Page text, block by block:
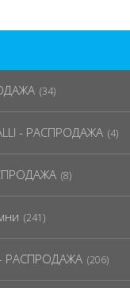
(34)
- РАСПРОДАЖА (4)
(8)
(241)
- РАСПРОДАЖА (206)